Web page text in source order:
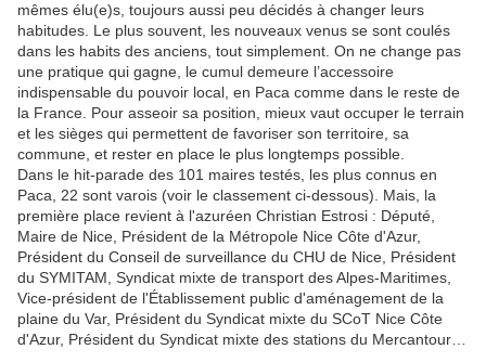
mêmes élu(e)s, toujours aussi peu décidés à changer leurs
habitudes. Le plus souvent, les nouveaux venus se sont coulés
dans les habits des anciens, tout simplement. On ne change pas
une pratique qui gagne, le cumul demeure l’accessoire
indispensable du pouvoir local, en Paca comme dans le reste de
la France. Pour asseoir sa position, mieux vaut occuper le terrain
et les sièges qui permettent de favoriser son territoire, sa
commune, et rester en place le plus longtemps possible.
Dans le hit-parade des 101 maires testés, les plus connus en
Paca, 22 sont varois (voir le classement ci-dessous). Mais, la
première place revient à l'azuréen Christian Estrosi : Député,
Maire de Nice, Président de la Métropole Nice Côte d'Azur,
Président du Conseil de surveillance du CHU de Nice, Président
du SYMITAM, Syndicat mixte de transport des Alpes-Maritimes,
Vice-président de l'Établissement public d'aménagement de la
plaine du Var, Président du Syndicat mixte du SCoT Nice Côte
d'Azur, Président du Syndicat mixte des stations du Mercantour…